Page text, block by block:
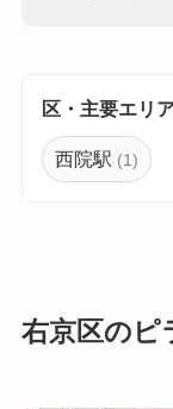
区・主要エリ
西院駅 (1)
右京区のピ